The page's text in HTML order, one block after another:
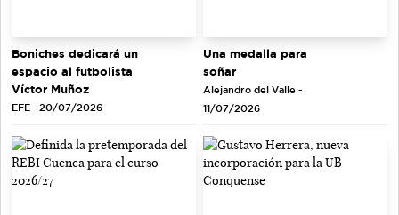
Boniches dedicará un
espacio al futbolista
Víctor Muñoz
EFE - 20/07/2026
Una medalla para
soñar
Alejandro del Valle -
11/07/2026